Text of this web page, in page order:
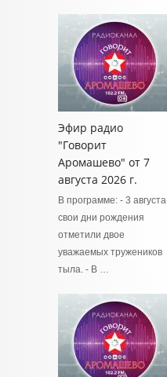
Эфир радио
"Говорит
Аромашево" от 7
августа 2026 г.
В программе: - 3 августа
свои дни рождения
отметили двое
уважаемых тружеников
тыла. - В …